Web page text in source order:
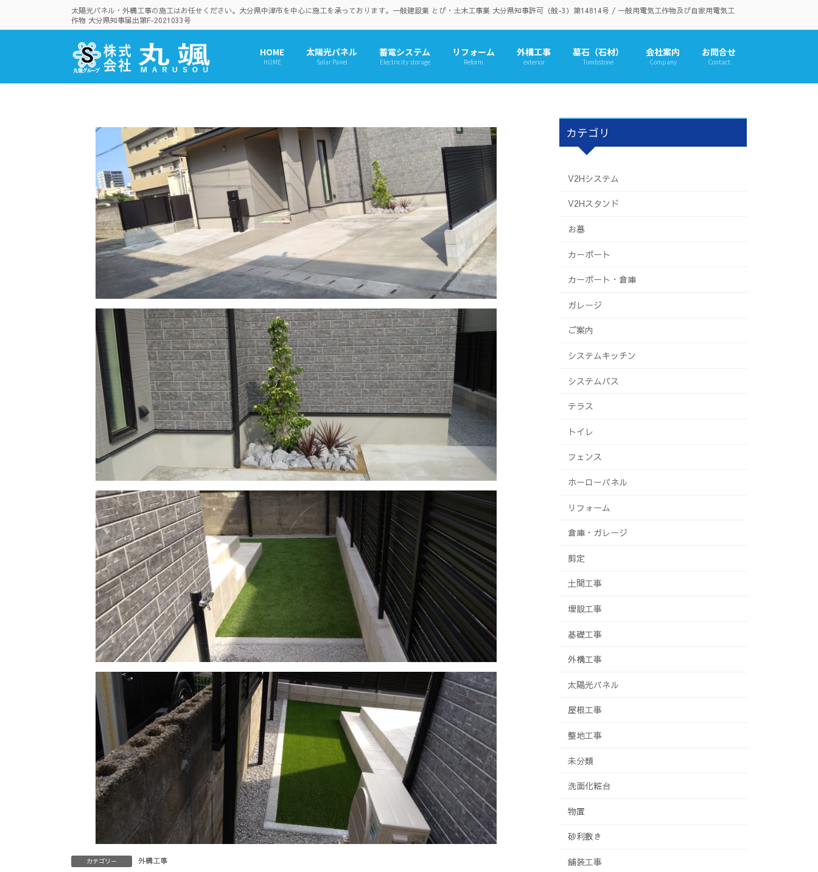
テ
ゲ
太陽光パネル・外構工事の施工はお任せください。大分県中津市を中心に施工を承っております。一般建設業 とび・土木工事業 大分県知事許可（般-3）第14814号 / 一般用電気工作物及び自家用電気工
作物 大分県知事届出第F-2021033号
HOME
HOME
太陽光パネル
Solar Panel
蓄電システム
Electricity storage
リフォーム
Reform
外構工事
exterior
墓石（石材）
Tombstone
会社案内
Company
お問合せ
Contact
カテゴリー 外構工事
カテゴリ
V2Hシステム
V2Hスタンド
お墓
カーポート
カーポート・倉庫
ガレージ
ご案内
システムキッチン
システムバス
テラス
トイレ
フェンス
ホーローパネル
リフォーム
倉庫・ガレージ
剪定
土間工事
埋設工事
基礎工事
外構工事
太陽光パネル
屋根工事
整地工事
未分類
洗面化粧台
物置
砂利敷き
舗装工事